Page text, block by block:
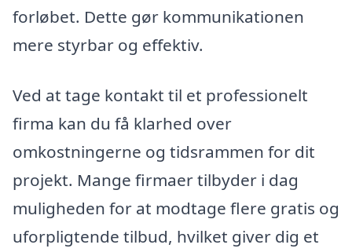
forløbet. Dette gør kommunikationen
mere styrbar og effektiv.
Ved at tage kontakt til et professionelt
firma kan du få klarhed over
omkostningerne og tidsrammen for dit
projekt. Mange firmaer tilbyder i dag
muligheden for at modtage flere gratis og
uforpligtende tilbud, hvilket giver dig et